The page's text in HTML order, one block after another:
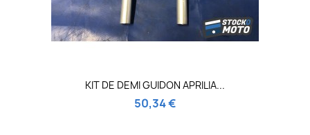
KIT DE DEMI GUIDON APRILIA...
50,34 €